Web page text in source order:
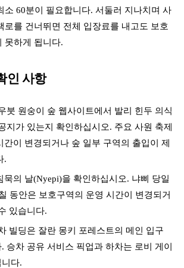
소 60분이 필요합니다. 서둘러 지나치며 사
로를 건너뛰면 전체 입장료를 내고도 보호
못하게 됩니다.
인 사항
붓 원숭이 숲 웹사이트에서 발리 힌두 의식
지가 있는지 확인하십시오. 주요 사원 축제
간이 변경되거나 숲 일부 구역의 출입이 제
.
묵의 날(Nyepi)을 확인하십시오. 냐삐 당일
동안은 보호구역의 운영 시간이 변경되거
있습니다.
빌딩은 잘란 몽키 포레스트의 메인 입구
승차 공유 서비스 픽업과 하차는 로비 게이
다.